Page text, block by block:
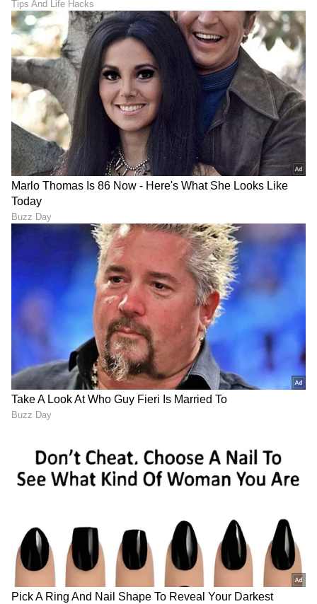
"ರಾಜಕೀಯ ಬೇಡ, ಸಿನಿಮಾನೇ ಪ್ರಾಣ":
ಕನಕೋತ್ಸವದಲ್ಲಿ ರಿಷಬ್ ಶೆಟ್ಟಿ | Rishab
Shetty speech | Suvarna News
ಶೇ.50 ರಿಂದ ಶೇ.18 ಕ್ಕೆ TAX ಇಳಿಕೆ: ಮೋದಿ-
ಟ್ರಂಪ್ ಐತಿಹಾಸಿಕ ಒಪ್ಪಂದ | India US
Trade Deal | Party Rounds